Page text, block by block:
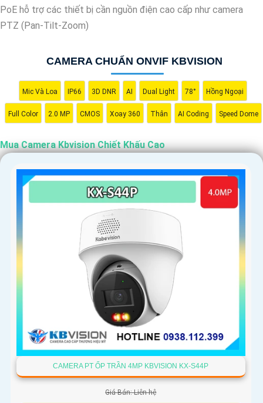
'
PoE hỗ trợ các thiết bị cần nguồn điện cao cấp như camera
PTZ (Pan-Tilt-Zoom)
CAMERA CHUẨN ONVIF KBVISION
Mic Và Loa IP66 3D DNR AI Dual Light 78° Hồng Ngoại
Full Color 2.0 MP CMOS Xoay 360 Thân AI Coding Speed Dome
Mua Camera Kbvision Chiết Khấu Cao
CAMERA PT ỐP TRẦN 4MP KBVISION KX-S44P
Giá Bán: Liên hệ